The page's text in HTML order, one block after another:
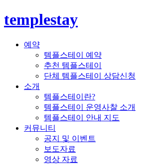
templestay
예약
템플스테이 예약
추천 템플스테이
단체 템플스테이 상담신청
소개
템플스테이란?
템플스테이 운영사찰 소개
템플스테이 안내 지도
커뮤니티
공지 및 이벤트
보도자료
영상 자료